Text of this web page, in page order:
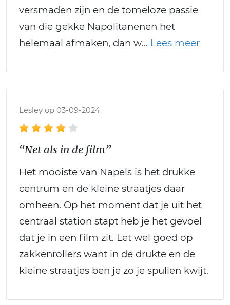
versmaden zijn en de tomeloze passie
van die gekke Napolitanenen het
helemaal afmaken, dan w
Lesley op 03-09-2024
“Net als in de film”
Het mooiste van Napels is het drukke
centrum en de kleine straatjes daar
omheen. Op het moment dat je uit het
centraal station stapt heb je het gevoel
dat je in een film zit. Let wel goed op
zakkenrollers want in de drukte en de
kleine straatjes ben je zo je spullen kwijt.